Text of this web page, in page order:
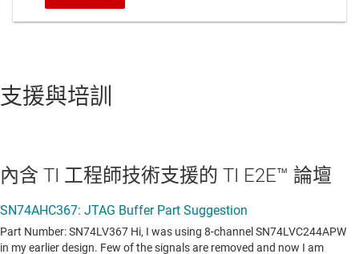
支援與培訓
內含 TI 工程師技術支援的 TI E2E™ 論壇